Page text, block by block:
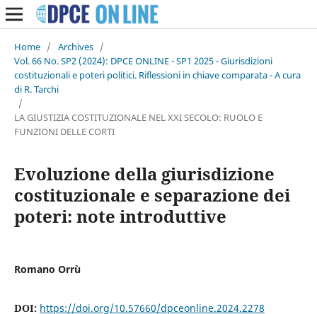
Home / Archives /
Vol. 66 No. SP2 (2024): DPCE ONLINE - SP1 2025 - Giurisdizioni
costituzionali e poteri politici. Riflessioni in chiave comparata - A cura
di R. Tarchi
/
LA GIUSTIZIA COSTITUZIONALE NEL XXI SECOLO: RUOLO E
FUNZIONI DELLE CORTI
Evoluzione della giurisdizione
costituzionale e separazione dei
poteri: note introduttive
Romano Orrù
DOI: https://doi.org/10.57660/dpceonline.2024.2278